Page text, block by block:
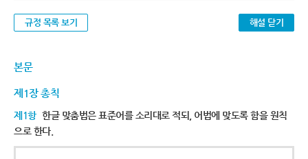
규정 목록 보기 해설 닫기
본문
제1장 총칙
제1항 한글 맞춤법은 표준어를 소리대로 적되, 어법에 맞도록 함을 원칙
으로 한다.